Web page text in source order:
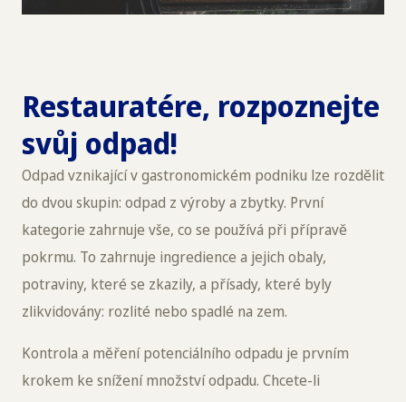
Restauratére, rozpoznejte
svůj odpad!
Odpad vznikající v gastronomickém podniku lze rozdělit
do dvou skupin: odpad z výroby a zbytky. První
kategorie zahrnuje vše, co se používá při přípravě
pokrmu. To zahrnuje ingredience a jejich obaly,
potraviny, které se zkazily, a přísady, které byly
zlikvidovány: rozlité nebo spadlé na zem.
Kontrola a měření potenciálního odpadu je prvním
krokem ke snížení množství odpadu. Chcete-li